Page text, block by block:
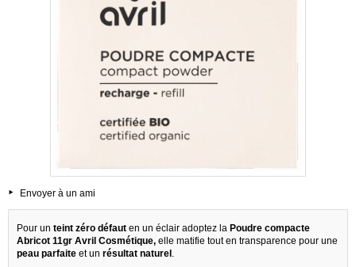
Envoyer à un ami
Pour un teint zéro défaut en un éclair adoptez la Poudre compacte
Abricot 11gr Avril Cosmétique, elle matifie tout en transparence pour une
peau parfaite et un résultat naturel.